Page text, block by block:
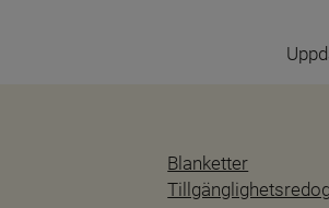
Blanketter